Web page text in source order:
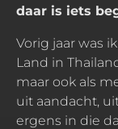
daar is iets
Vorig jaar was
Land in
maar ook als
uit aandacht,
ergens in die